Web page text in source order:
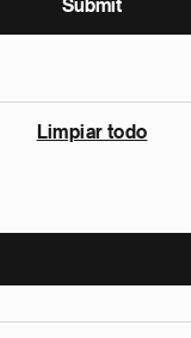
Limpiar todo